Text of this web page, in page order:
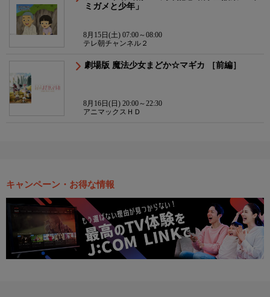
ミガメと少年」
8月15日(土) 07:00～08:00
テレ朝チャンネル２
劇場版 魔法少女まどか☆マギカ ［前編］
8月16日(日) 20:00～22:30
アニマックスＨＤ
キャンペーン・お得な情報